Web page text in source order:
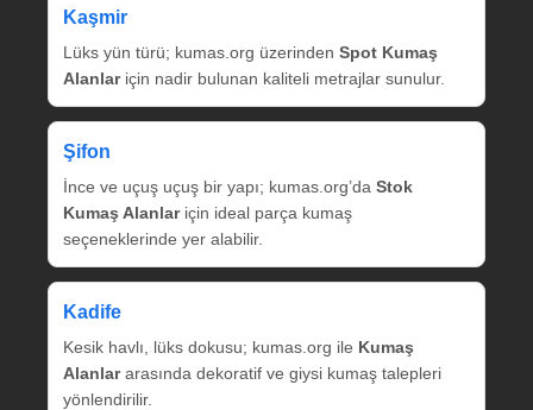
Kaşmir
Lüks yün türü; kumas.org üzerinden Spot Kumaş
Alanlariçin nadir bulunan kaliteli metrajlar sunulur.
Şifon
İnce ve uçuş uçuş bir yapı; kumas.org’da Stok
Kumaş Alanlariçin ideal parça kumaş
seçeneklerinde yer alabilir.
Kadife
Kesik havlı, lüks dokusu; kumas.org ile Kumaş
Alanlararasında dekoratif ve giysi kumaş talepleri
yönlendirilir.